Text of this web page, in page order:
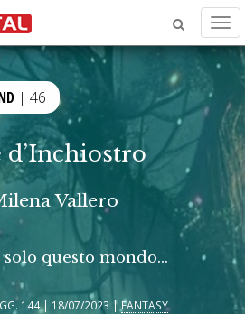
| 46
d’Inchiostro
Vallero
solo questo mondo...
144 | 18/07/2023 | FANTASY